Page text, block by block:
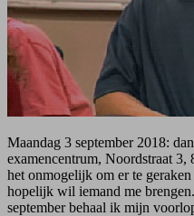
Maandag 3 september 2018:
examencentrum, Noordstraat
het onmogelijk om er te
hopelijk wil iemand me
september behaal ik mijn